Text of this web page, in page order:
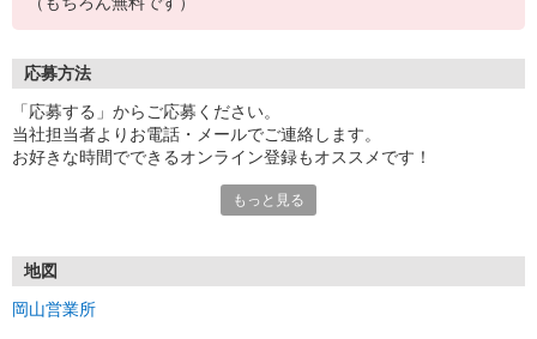
応募方法
「応募する」からご応募ください。
当社担当者よりお電話・メールでご連絡します。
お好きな時間でできるオンライン登録もオススメです！
もっと見る
地図
岡山営業所